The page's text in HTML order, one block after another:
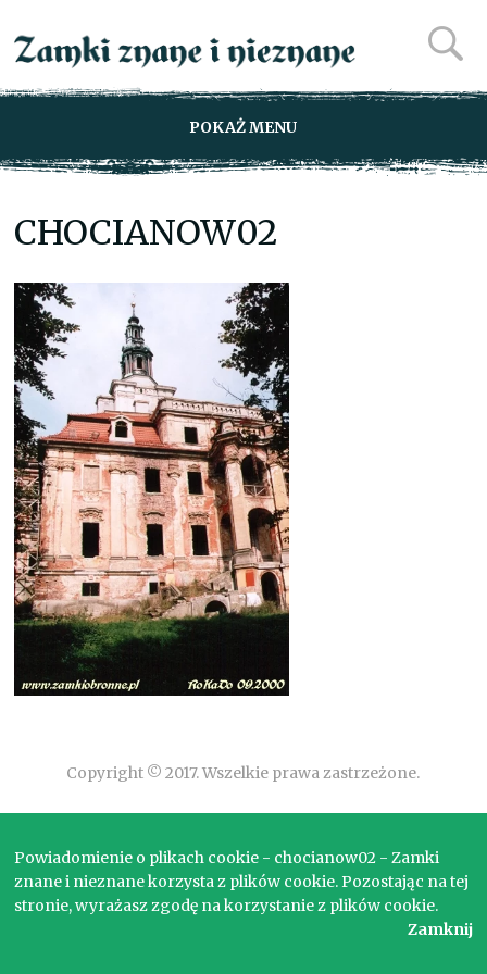
POKAŻ MENU
CHOCIANOW02
Copyright © 2017. Wszelkie prawa zastrzeżone.
Powiadomienie o plikach cookie - chocianow02 - Zamki
znane i nieznane korzysta z plików cookie. Pozostając na tej
stronie, wyrażasz zgodę na korzystanie z plików cookie.
Zamknij